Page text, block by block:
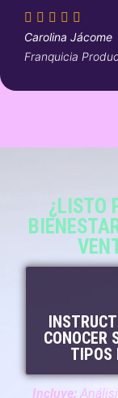
Carolina Jácome
Franquicia
¿LISTO
CONOCER
TIPOS
Incluye: